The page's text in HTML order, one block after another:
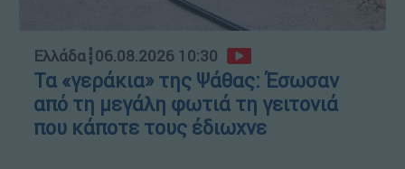
Ελλάδα┋06.08.2026 10:30
Τα «γεράκια» της Ψάθας: Έσωσαν
από τη μεγάλη φωτιά τη γειτονιά
που κάποτε τους έδιωχνε